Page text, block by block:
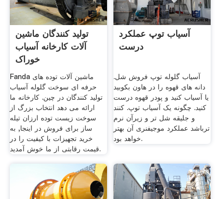
تولید کنندگان ماشین
آلات کارخانه آسیاب
خوراک
Fanda ماشین آلات توده های
حرفه ای سوخت گلوله آسیاب
تولید کنندگان در چین. کارخانه ما
ارائه می دهد انتخاب بزرگ از
سوخت زیست توده ارزان تیله
ساز برای فروش در اینجا, به
خرید تجهیزات با کیفیت را در
قیمت رقابتی از ما خوش آمدید.
آسیاب توپ عملکرد
درست
آسیاب گلوله توپ فروش شل.
دانه های قهوه را در هاون بکوبید
یا آسیاب کنید و پودر قهوه درست
کنید. چگونه یک آسیاب توپ. کنند
و جلیقه شل تر و زیرآن نرم
ترباشد عملکرد موجیفنری آن بهتر
خواهد بود.